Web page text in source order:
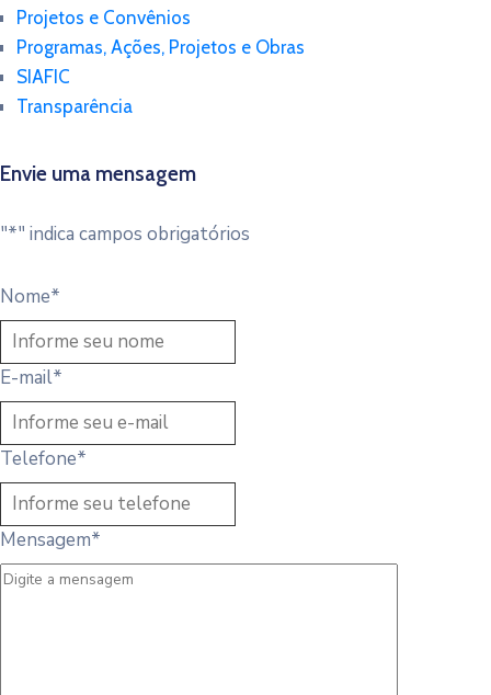
Projetos e Convênios
Programas, Ações, Projetos e Obras
SIAFIC
Transparência
Envie uma mensagem
"*" indica campos obrigatórios
Nome*
E-mail*
Telefone*
Mensagem*